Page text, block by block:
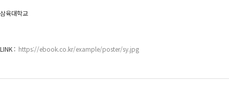
삼육대학교
LINK : https://ebook.co.kr/example/poster/sy.jpg